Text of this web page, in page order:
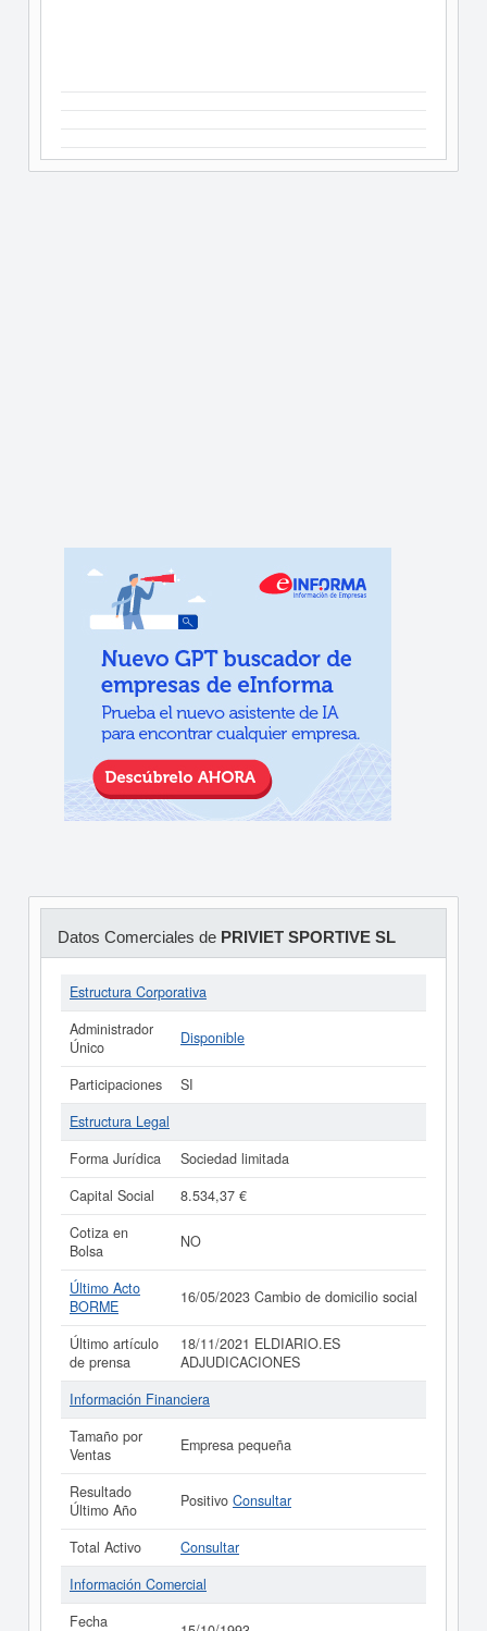
Datos Comerciales de PRIVIET SPORTIVE SL
Estructura Corporativa
Administrador
Único
Disponible
Participaciones
SI
Estructura Legal
Forma Jurídica
Sociedad limitada
Capital Social
8.534,37 €
Cotiza en
Bolsa
NO
Último Acto
BORME
16/05/2023 Cambio de domicilio social
Último artículo
de prensa
18/11/2021 ELDIARIO.ES
ADJUDICACIONES
Información Financiera
Tamaño por
Ventas
Empresa pequeña
Resultado
Último Año
Positivo Consultar
Total Activo
Consultar
Información Comercial
Fecha